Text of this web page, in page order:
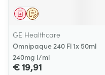
Op voorschrift
Geneesmiddel
GE Healthcare
Omnipaque 240 Fl 1x 50ml
240mg I/ml
€ 19,91